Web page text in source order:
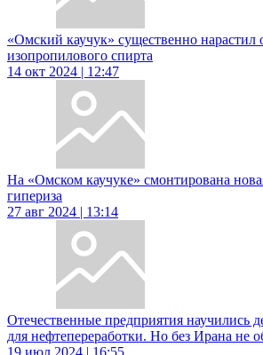
«Омский каучук» существенно нарастил
изопропилового спирта
14 окт 2024 | 12:47
На «Омском каучуке» смонтирована
гипериза
27 авг 2024 | 13:14
Отечественные предприятия научились
для нефтепереработки. Но без Ирана не
19 июл 2024 | 16:55